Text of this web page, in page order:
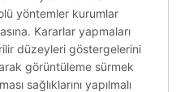
yöntemler kurumlar
Kararlar yapmaları
düzeyleri göstergelerini
görüntüleme sürmek
sağlıklarını yapılmalı